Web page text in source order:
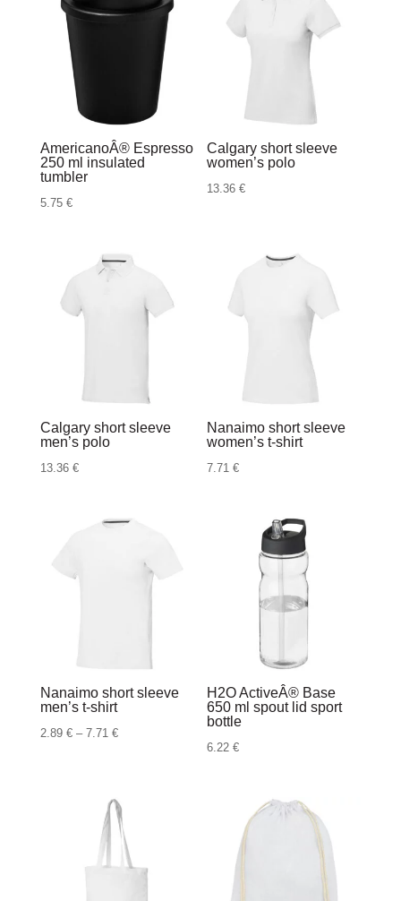
do
AmericanoÂ® Espresso
250 ml insulated
tumbler
5.75 €
Calgary short sleeve
women’s polo
13.36€
Calgary short sleeve
men’s polo
13.36 €
Nanaimo short sleeve
women’s t-shirt
7.71€
Nanaimo short sleeve
men’s t-shirt
2.89 € – 7.71 €Raspon
2.89 €
do
7.71 €
H2O ActiveÂ® Base
650 ml spout lid sport
bottle
6.22€